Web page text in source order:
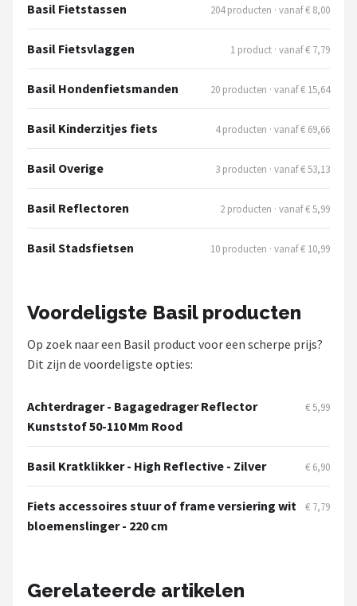
Basil Fietstassen 204 producten · vanaf € 8,00
Basil Fietsvlaggen 1 product · vanaf € 7,79
Basil Hondenfietsmanden 20 producten · vanaf € 15,64
Basil Kinderzitjes fiets 4 producten · vanaf € 69,66
Basil Overige 3 producten · vanaf € 53,13
Basil Reflectoren 2 producten · vanaf € 5,99
Basil Stadsfietsen 10 producten · vanaf € 10,99
Voordeligste Basil producten
Op zoek naar een Basil product voor een scherpe prijs?
Dit zijn de voordeligste opties:
Achterdrager - Bagagedrager Reflector
Kunststof 50-110 Mm Rood
€ 5,99
Basil Kratklikker - High Reflective - Zilver € 6,90
Fiets accessoires stuur of frame versiering wit
bloemenslinger - 220 cm
€ 7,79
Gerelateerde artikelen